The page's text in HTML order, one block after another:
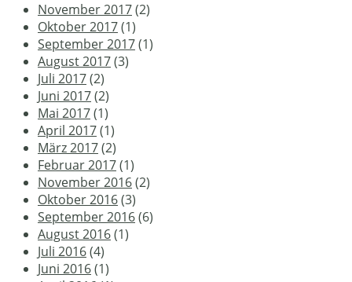
November 2017(2)
Oktober 2017(1)
September 2017(1)
August 2017(3)
Juli 2017(2)
Juni 2017(2)
Mai 2017(1)
April 2017(1)
März 2017(2)
Februar 2017(1)
November 2016(2)
Oktober 2016(3)
September 2016(6)
August 2016(1)
Juli 2016(4)
Juni 2016(1)